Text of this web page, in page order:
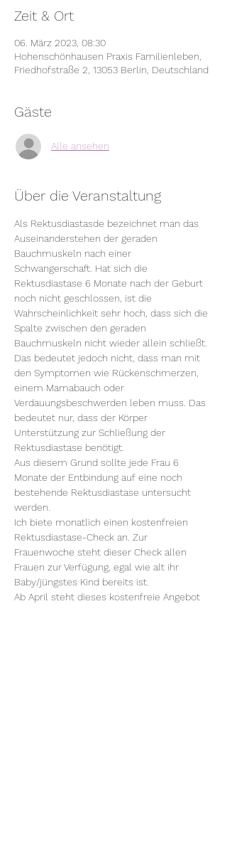
Zeit & Ort
06. März 2023, 08:30
Hohenschönhausen Praxis Familienleben,
Friedhofstraße 2, 13053 Berlin, Deutschland
Gäste
Alle ansehen
Über die Veranstaltung
Als Rektusdiastasde bezeichnet man das
Auseinanderstehen der geraden
Bauchmuskeln nach einer
Schwangerschaft. Hat sich die
Rektusdiastase 6 Monate nach der Geburt
noch nicht geschlossen, ist die
Wahrscheinlichkeit sehr hoch, dass sich die
Spalte zwischen den geraden
Bauchmuskeln nicht wieder allein schließt.
Das bedeutet jedoch nicht, dass man mit
den Symptomen wie Rückenschmerzen,
einem Mamabauch oder
Verdauungsbeschwerden leben muss. Das
bedeutet nur, dass der Körper
Unterstützung zur Schließung der
Rektusdiastase benötigt.
Aus diesem Grund sollte jede Frau 6
Monate der Entbindung auf eine noch
bestehende Rektusdiastase untersucht
werden.
Ich biete monatlich einen kostenfreien
Rektusdiastase-Check an. Zur
Frauenwoche steht dieser Check allen
Frauen zur Verfügung, egal wie alt ihr
Baby/jüngstes Kind bereits ist.
Ab April steht dieses kostenfreie Angebot